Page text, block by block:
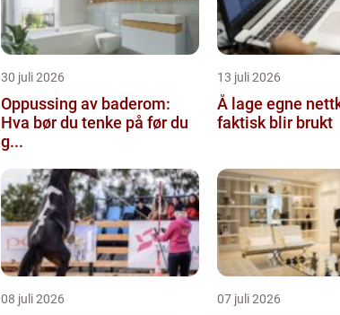
30 juli 2026
Oppussing av baderom:
Hva bør du tenke på før du
g...
13 juli 2026
Å lage egne
faktisk blir brukt
08 juli 2026 07 juli 2026